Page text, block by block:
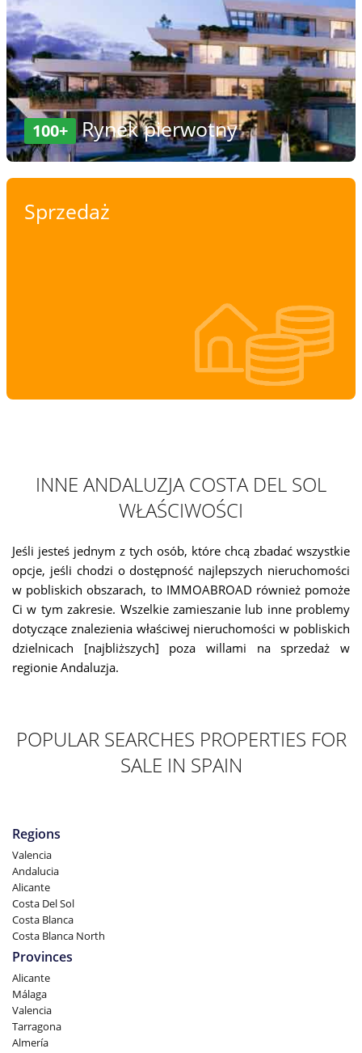
100+ Rynek pierwotny
Sprzedaż
INNE ANDALUZJA COSTA DEL SOL
WŁAŚCIWOŚCI
Jeśli jesteś jednym z tych osób, które chcą zbadać wszystkie
opcje, jeśli chodzi o dostępność najlepszych nieruchomości
w pobliskich obszarach, to IMMOABROAD również pomoże
Ci w tym zakresie. Wszelkie zamieszanie lub inne problemy
dotyczące znalezienia właściwej nieruchomości w pobliskich
dzielnicach [najbliższych] poza willami na sprzedaż w
regionie Andaluzja.
POPULAR SEARCHES PROPERTIES FOR
SALE IN SPAIN
Regions
Valencia
Andalucia
Alicante
Costa Del Sol
Costa Blanca
Costa Blanca North
Provinces
Alicante
Málaga
Valencia
Tarragona
Almería